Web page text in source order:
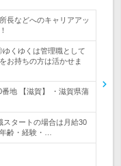
長などへのキャリアアッ
くゆくは管理職として
お持ちの方は活かせま
番地 【滋賀】 ・滋賀県蒲
タートの場合は月給30
齢・経験・…